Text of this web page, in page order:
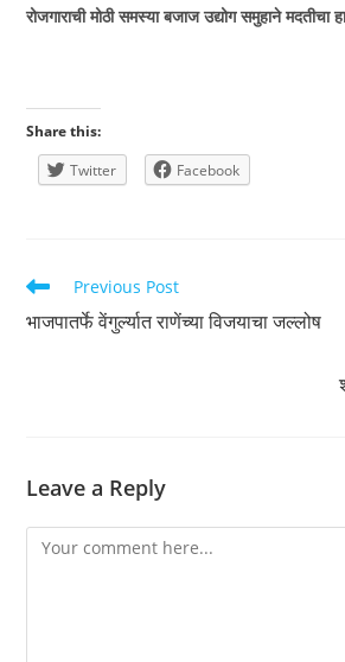
रोजगाराची मोठी समस्या बजाज उद्योग समुहाने
Share this:
Twitter
Facebook
Read
articles
Previous Post
भाजपातर्फे वेंगुर्ल्यात राणेंच्या विजयाचा जल्लोष
Leave a Reply
Comment